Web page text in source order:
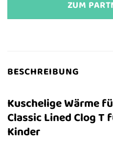
ZUM
BESCHREIBUNG
Kuschelige Wärme
Classic Lined Clog T
Kinder